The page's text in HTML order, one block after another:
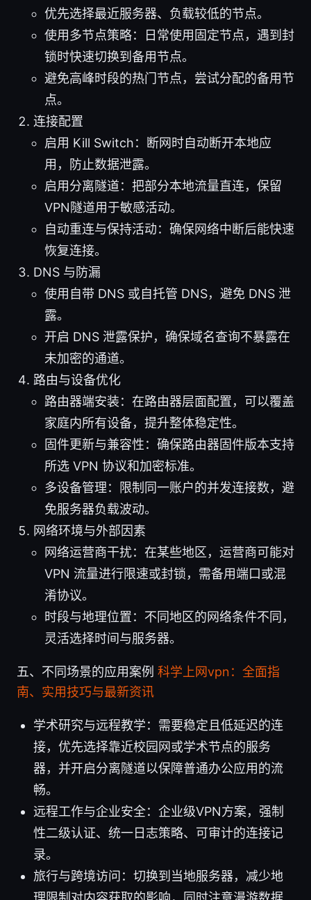
优先选择最近服务器、负载较低的节点。
使用多节点策略：日常使用固定节点，遇到封
锁时快速切换到备用节点。
避免高峰时段的热门节点，尝试分配的备用节
点。
连接配置
启用 Kill Switch：断网时自动断开本地应
用，防止数据泄露。
启用分离隧道：把部分本地流量直连，保留
VPN隧道用于敏感活动。
自动重连与保持活动：确保网络中断后能快速
恢复连接。
DNS 与防漏
使用自带 DNS 或自托管 DNS，避免 DNS 泄
露。
开启 DNS 泄露保护，确保域名查询不暴露在
未加密的通道。
路由与设备优化
路由器端安装：在路由器层面配置，可以覆盖
家庭内所有设备，提升整体稳定性。
固件更新与兼容性：确保路由器固件版本支持
所选 VPN 协议和加密标准。
多设备管理：限制同一账户的并发连接数，避
免服务器负载波动。
网络环境与外部因素
网络运营商干扰：在某些地区，运营商可能对
VPN 流量进行限速或封锁，需备用端口或混
淆协议。
时段与地理位置：不同地区的网络条件不同，
灵活选择时间与服务器。
五、不同场景的应用案例 科学上网vpn：全面指
南、实用技巧与最新资讯
学术研究与远程教学：需要稳定且低延迟的连
接，优先选择靠近校园网或学术节点的服务
器，并开启分离隧道以保障普通办公应用的流
畅。
远程工作与企业安全：企业级VPN方案，强制
性二级认证、统一日志策略、可审计的连接记
录。
旅行与跨境访问：切换到当地服务器，减少地